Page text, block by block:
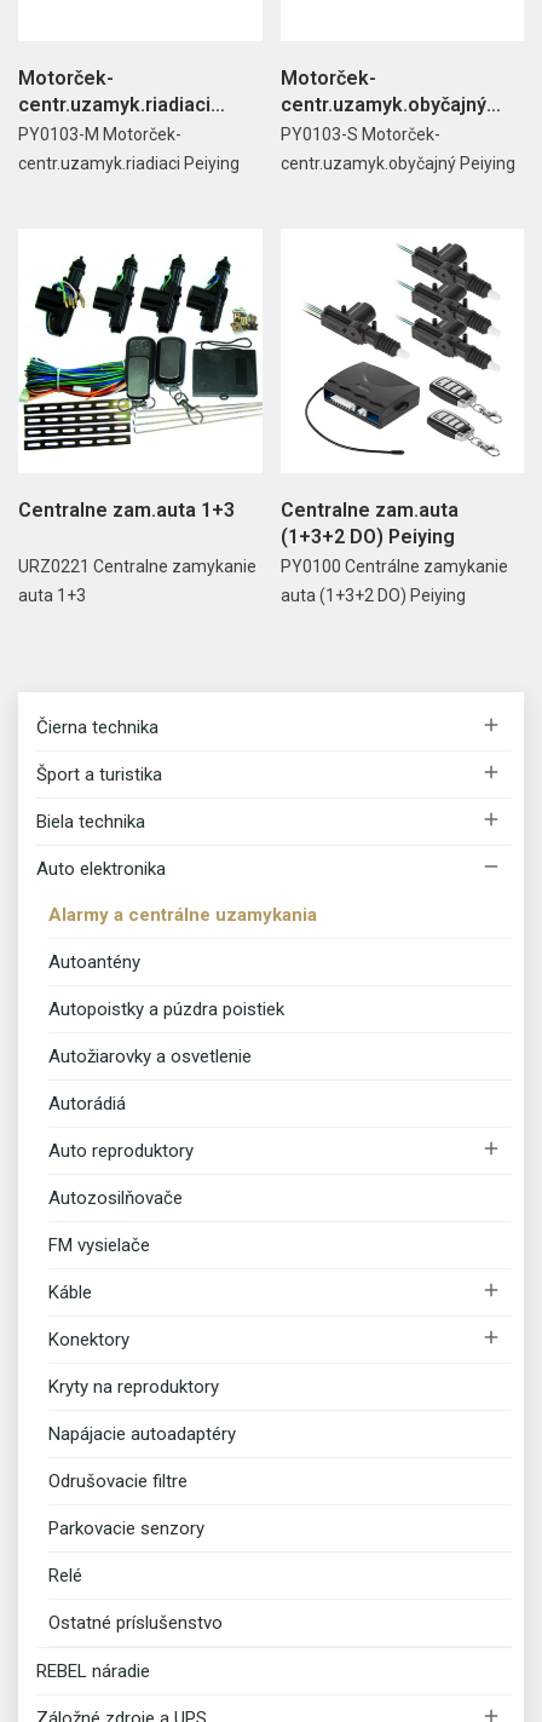
Čierna technika 
Šport a turistika 
Biela technika 
Auto elektronika 
Alarmy a centrálne uzamykania
Autoantény
Autopoistky a púzdra poistiek
Autožiarovky a osvetlenie
Autorádiá
Auto reproduktory 
Autozosilňovače
FM vysielače
Káble 
Konektory 
Kryty na reproduktory
Napájacie autoadaptéry
Odrušovacie filtre
Parkovacie senzory
Relé
Ostatné príslušenstvo
REBEL náradie

Motorček-
centr.uzamyk.riadiaci
Peiying
PY0103-M Motorček-
centr.uzamyk.riadiaci Peiying
Motorček-
centr.uzamyk.obyčajný
Peiying
PY0103-S Motorček-
centr.uzamyk.obyčajný Peiying
Centralne zam.auta 1+3
URZ0221 Centralne zamykanie
auta 1+3
Centralne zam.auta
(1+3+2 DO) Peiying
PY0100 Centrálne zamykanie
auta (1+3+2 DO) Peiying